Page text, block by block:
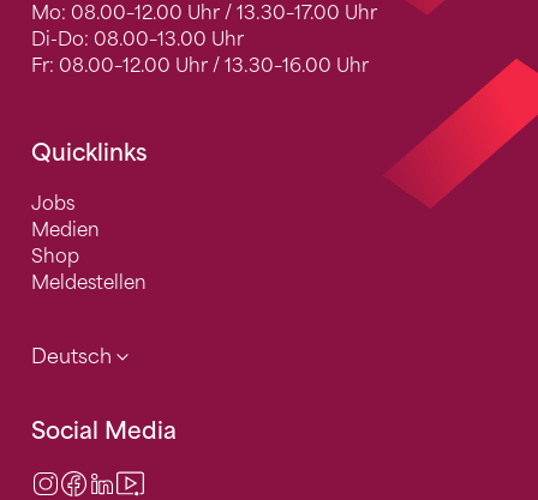
Mo: 08.00–12.00 Uhr / 13.30–17.00 Uhr
Di-Do: 08.00–13.00 Uhr
Fr: 08.00–12.00 Uhr / 13.30–16.00 Uhr
Quicklinks
Jobs
Medien
Shop
Meldestellen
Deutsch
Social Media
Instagram
Facebook
LinkedIn